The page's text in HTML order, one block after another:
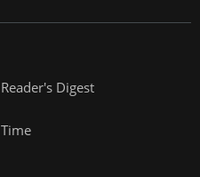
Reader's Digest
Time